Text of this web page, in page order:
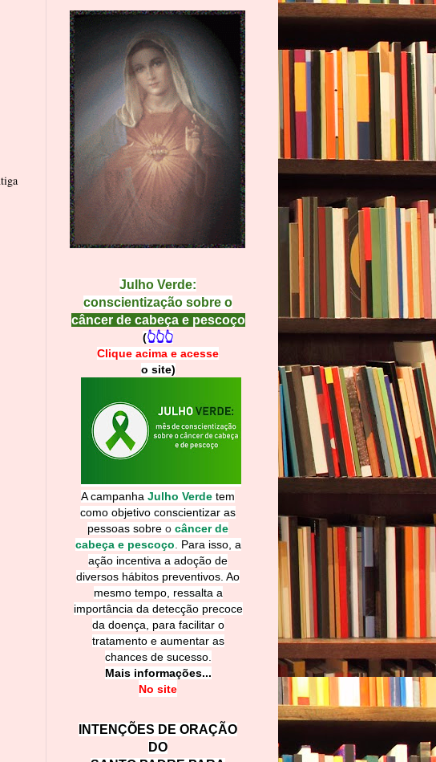
Julho Verde:
conscientização sobre o
câncer de cabeça e pescoço
(👆👆👆
Clique acima e acesse
o site)
A campanha Julho Verde tem
como objetivo conscientizar as
pessoas sobre o câncer de
cabeça e pescoço
Para isso, a
ação incentiva a adoção de
diversos hábitos preventivos. Ao
mesmo tempo, ressalta a
importância da detecção precoce
da doença, para facilitar o
tratamento e aumentar as
chances de sucesso.
Mais informações...
No site
INTENÇÕES DE ORAÇÃO
DO